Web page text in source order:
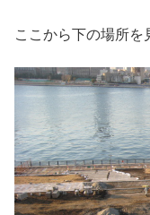
ここから下の場所を